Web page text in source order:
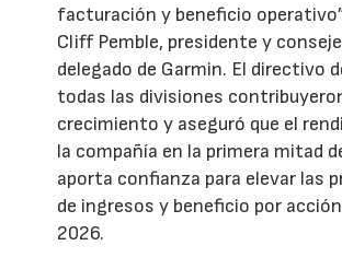
facturación y beneficio
Cliff Pemble, presidente y
delegado de Garmin. El directivo
todas las divisiones
crecimiento y aseguró que el
la compañía en la primera mitad
aporta confianza para elevar las
de ingresos y beneficio por
2026.